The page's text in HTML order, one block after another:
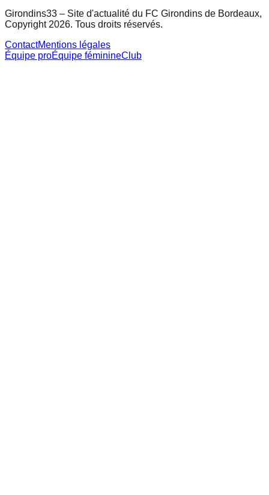
Girondins33 – Site d'actualité du FC Girondins de Bordeaux,
Copyright 2026. Tous droits réservés.
ContactMentions légales
Équipe proÉquipe féminineClub